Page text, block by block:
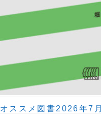
オススメ図書2026年7月